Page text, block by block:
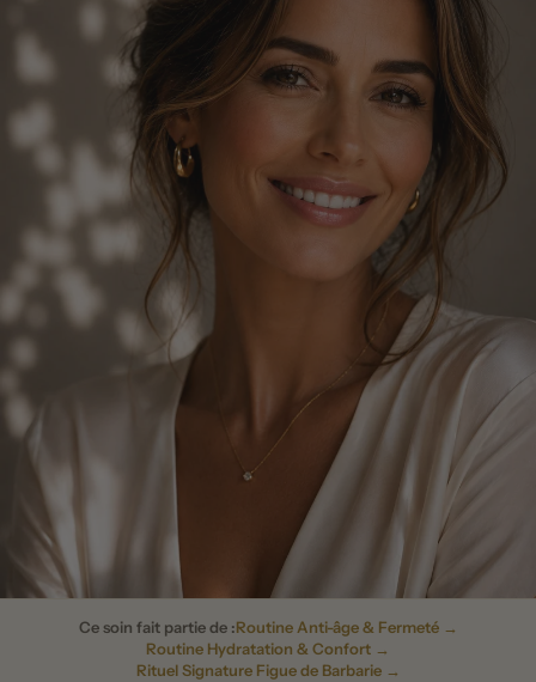
Ce soin fait partie de :Routine Anti-âge & Fermeté →
Routine Hydratation & Confort →
Rituel Signature Figue de Barbarie →